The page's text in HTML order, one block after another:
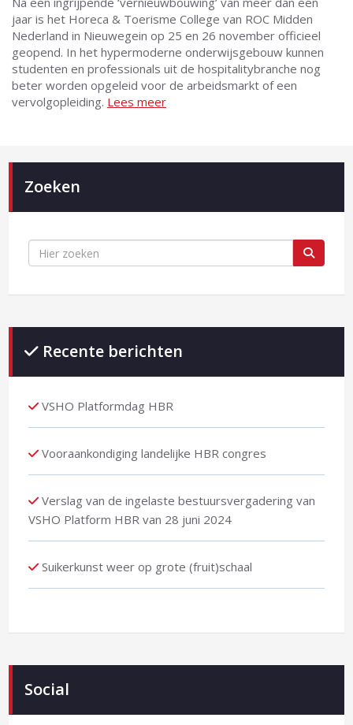
jaar is het Horeca & Toerisme College van ROC Midden
Nederland in Nieuwegein op 25 en 26 november officieel
geopend. In het hypermoderne onderwijsgebouw kunnen
studenten en professionals uit de hospitalitybranche nog
beter worden opgeleid voor de arbeidsmarkt of een
vervolgopleiding. Lees meer
Zoeken
Recente berichten
VSHO Platformdag HBR
Vooraankondiging landelijke HBR congres
Verslag van de ingelaste bestuursvergadering van
VSHO Platform HBR van 28 juni 2024
Suikerkunst weer op grote (fruit)schaal
Social